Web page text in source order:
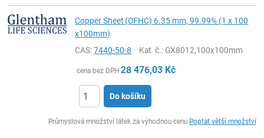
Copper Sheet (OFHC) 6.35 mm, 99.99% (1 x 100
x100mm)
CAS:7440-50-8 Kat. č.: GX8012,100x100mm
cena bez DPH 28 476,03 Kč
Do košíku
Průmyslová množství látek za výhodnou cenu Poptat větší množství